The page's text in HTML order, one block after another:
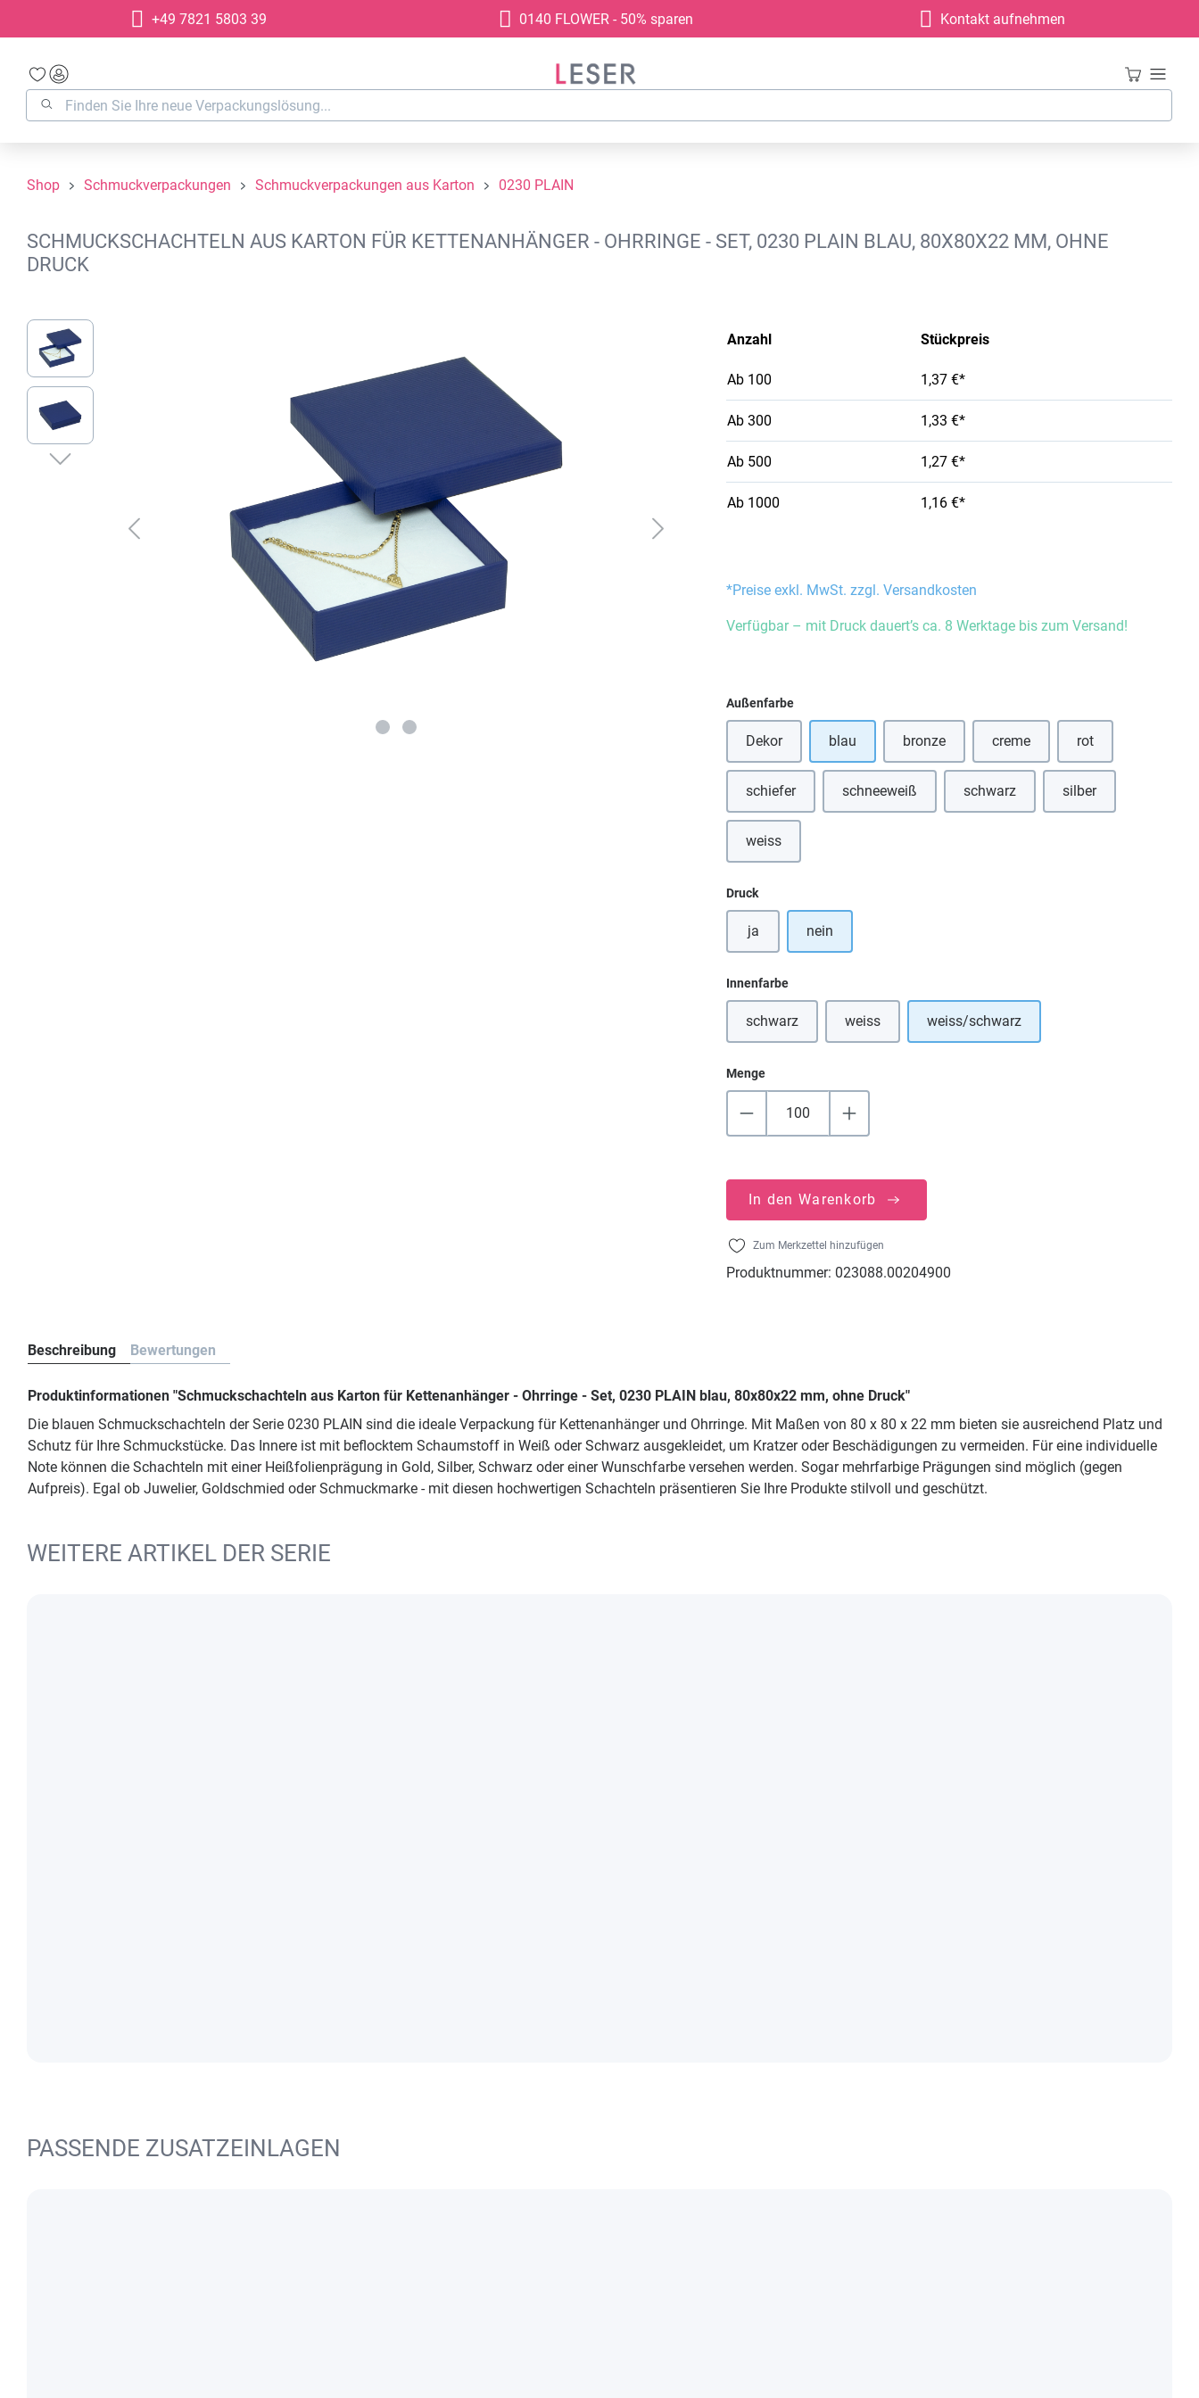
Zur Hauptnavigation springen
+49 7821 5803 39 0140 FLOWER - 50% sparen Kontakt aufnehmen
Shop Schmuckverpackungen Schmuckverpackungen aus Karton 0230 PLAIN
SCHMUCKSCHACHTELN AUS KARTON FÜR KETTENANHÄNGER - OHRRINGE - SET, 0230 PLAIN BLAU, 80X80X22 MM, OHNE
DRUCK
Bildergalerie überspringen
Anzahl Stückpreis
Ab 100 1,37 €*
Ab 300 1,33 €*
Ab 500 1,27 €*
Ab 1000 1,16 €*
*Preise exkl. MwSt. zzgl. Versandkosten
Verfügbar – mit Druck dauert’s ca. 8 Werktage bis zum Versand!
Außenfarbeauswählen
Dekor(Diese Option ist zurzeit nicht verfügbar.)
blau bronze creme(Diese Option ist zurzeit nicht
rot(Diese Option ist
schiefer(Diese Option ist zurzeit nicht verfügbar.)
schneeweiß(Diese Option ist zurzeit nicht verfügbar.)
schwarz(Diese Option ist zurzeit nicht
silber(Diese Option ist
weiss(Diese Option ist zurzeit nicht verfügbar.)
Druckauswählen
ja nein
Innenfarbeauswählen
schwarz(Diese Option ist zurzeit nicht verfügbar.)
weiss weiss/schwarz
Menge
In den Warenkorb
Zum Merkzettel hinzufügen
Produktnummer: 023088.00204900
Beschreibung Bewertungen
Produktinformationen "Schmuckschachteln aus Karton für Kettenanhänger - Ohrringe - Set, 0230 PLAIN blau, 80x80x22 mm, ohne Druck"
Die blauen Schmuckschachteln der Serie 0230 PLAIN sind die ideale Verpackung für Kettenanhänger und Ohrringe. Mit Maßen von 80 x 80 x 22 mm bieten sie ausreichend Platz und
Schutz für Ihre Schmuckstücke. Das Innere ist mit beflocktem Schaumstoff in Weiß oder Schwarz ausgekleidet, um Kratzer oder Beschädigungen zu vermeiden. Für eine individuelle
Note können die Schachteln mit einer Heißfolienprägung in Gold, Silber, Schwarz oder einer Wunschfarbe versehen werden. Sogar mehrfarbige Prägungen sind möglich (gegen
Aufpreis). Egal ob Juwelier, Goldschmied oder Schmuckmarke - mit diesen hochwertigen Schachteln präsentieren Sie Ihre Produkte stilvoll und geschützt.
WEITERE ARTIKEL DER SERIE
PASSENDE ZUSATZEINLAGEN